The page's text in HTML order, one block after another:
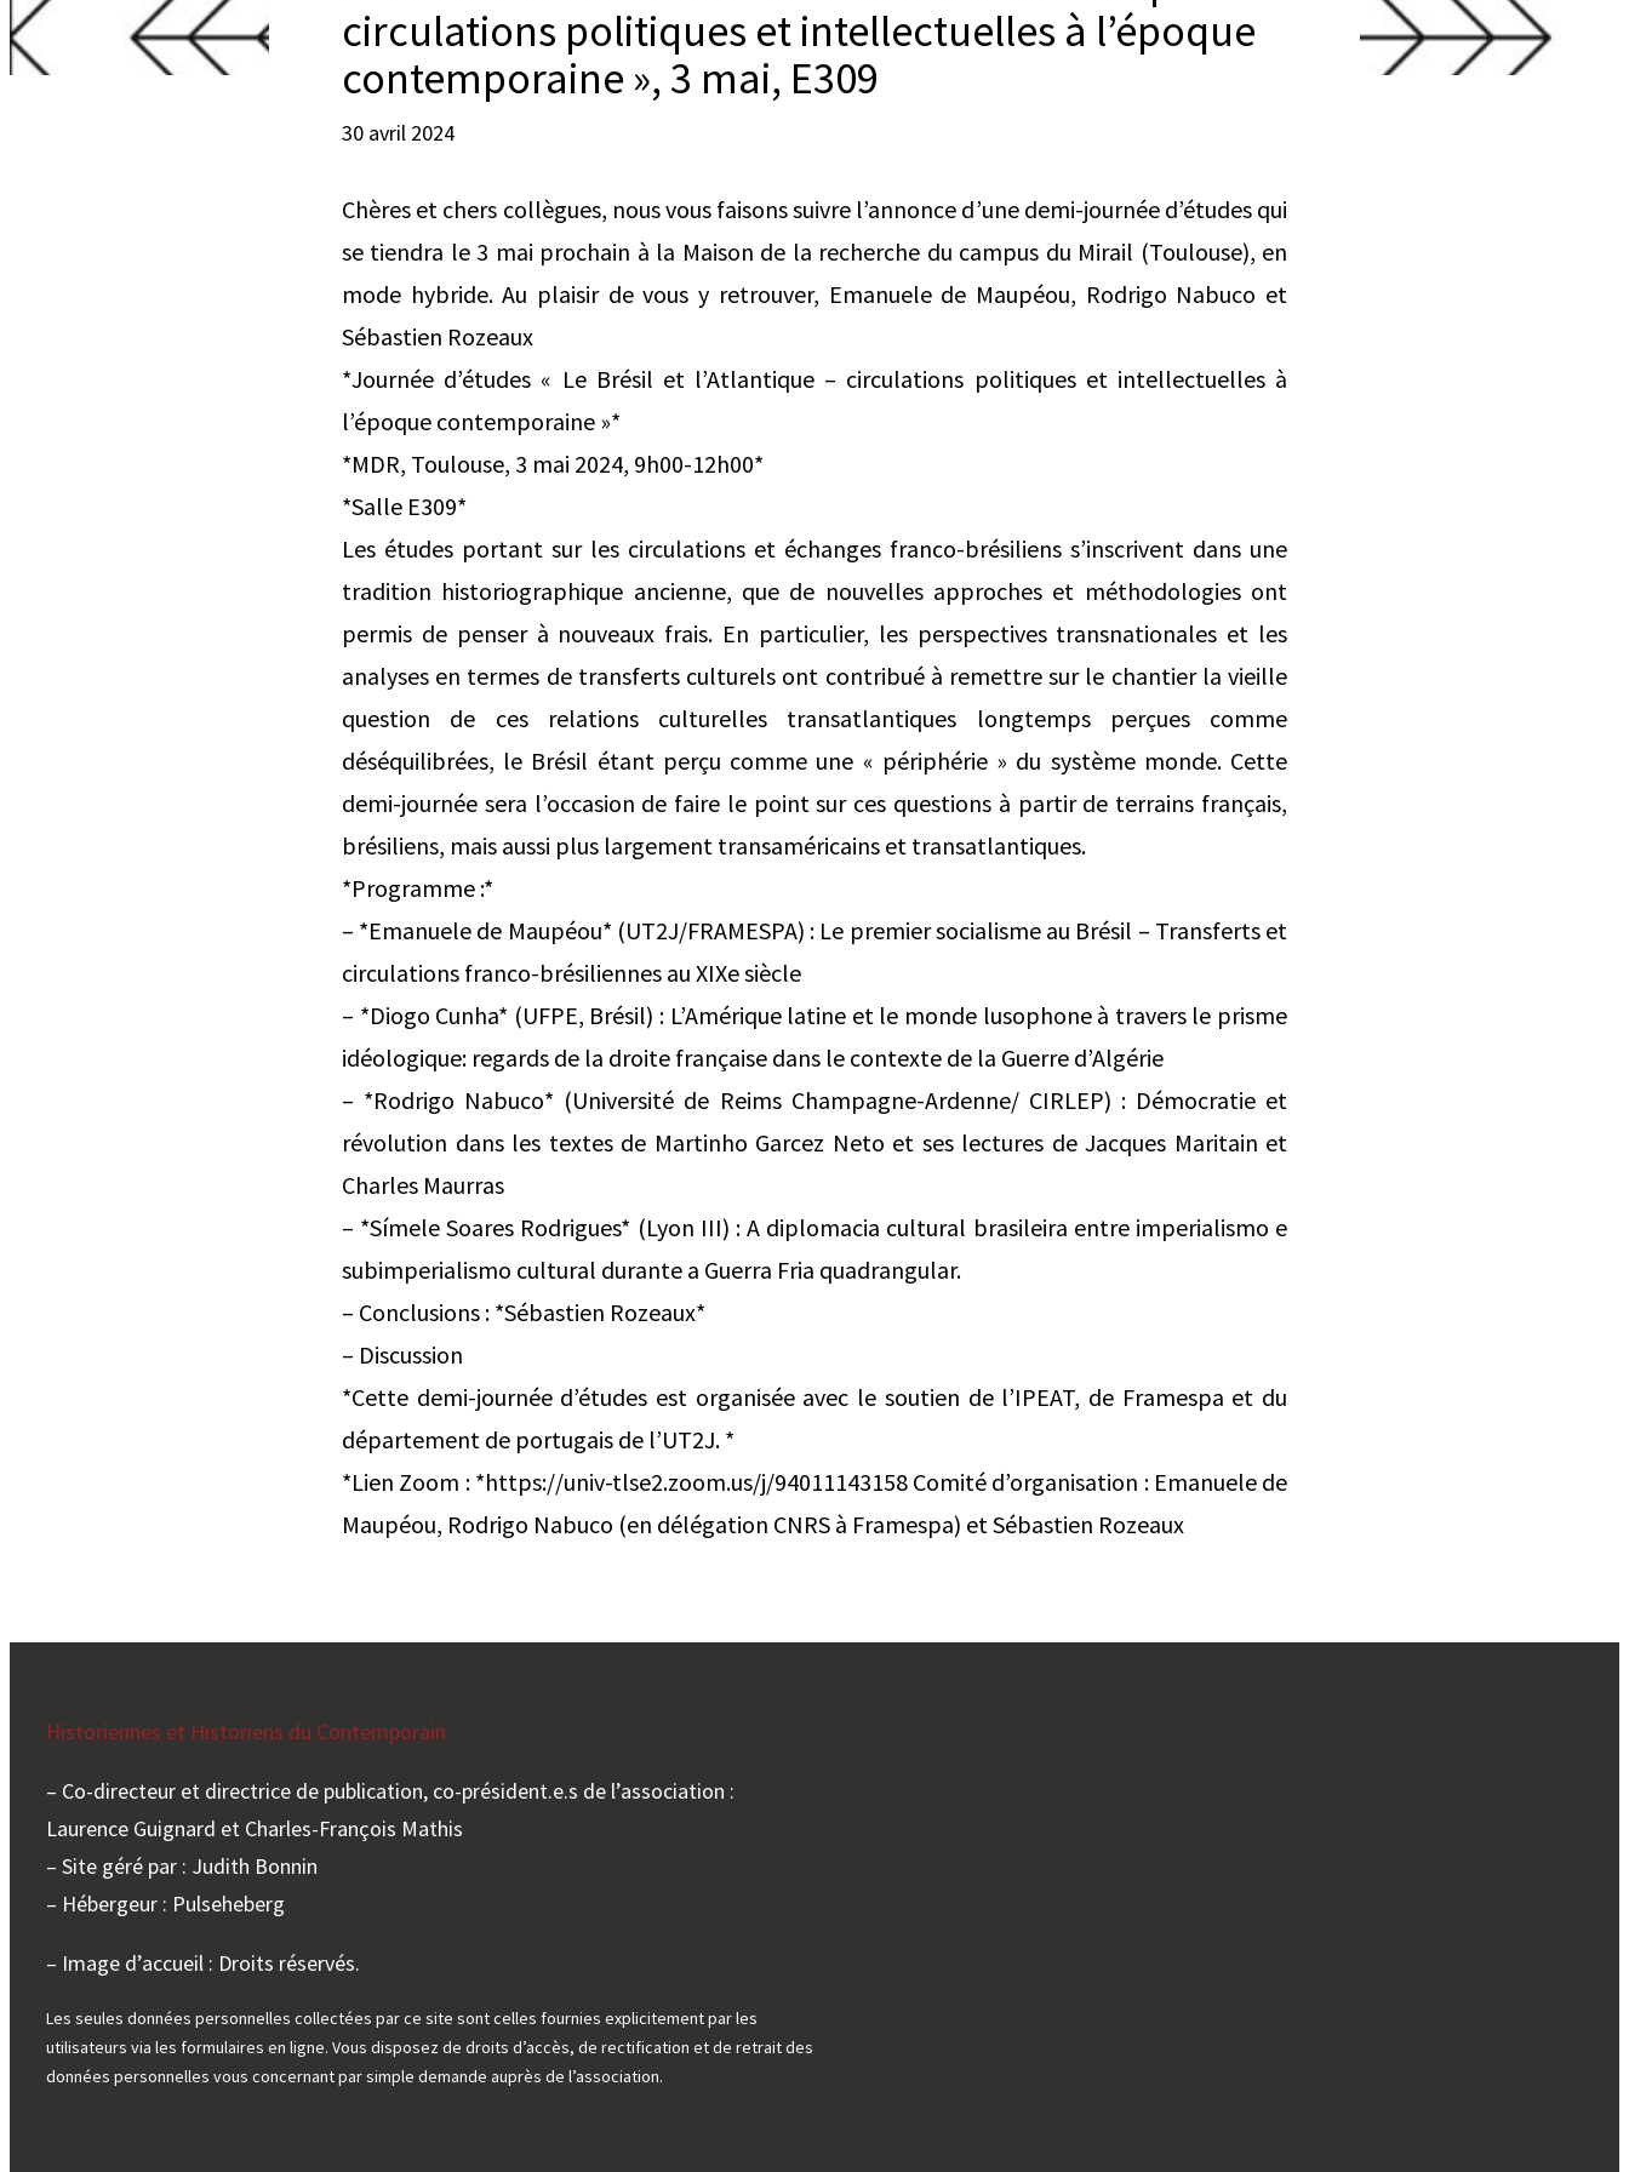
circulations politiques et intellectuelles à l’époque
contemporaine », 3 mai, E309
30 avril 2024
Chères et chers collègues, nous vous faisons suivre l’annonce d’une demi-journée d’études qui
se tiendra le 3 mai prochain à la Maison de la recherche du campus du Mirail (Toulouse), en
mode hybride. Au plaisir de vous y retrouver, Emanuele de Maupéou, Rodrigo Nabuco et
Sébastien Rozeaux
*Journée d’études « Le Brésil et l’Atlantique – circulations politiques et intellectuelles à
l’époque contemporaine »*
*MDR, Toulouse, 3 mai 2024, 9h00-12h00*
*Salle E309*
Les études portant sur les circulations et échanges franco-brésiliens s’inscrivent dans une
tradition historiographique ancienne, que de nouvelles approches et méthodologies ont
permis de penser à nouveaux frais. En particulier, les perspectives transnationales et les
analyses en termes de transferts culturels ont contribué à remettre sur le chantier la vieille
question de ces relations culturelles transatlantiques longtemps perçues comme
déséquilibrées, le Brésil étant perçu comme une « périphérie » du système monde. Cette
demi-journée sera l’occasion de faire le point sur ces questions à partir de terrains français,
brésiliens, mais aussi plus largement transaméricains et transatlantiques.
*Programme :*
– *Emanuele de Maupéou* (UT2J/FRAMESPA) : Le premier socialisme au Brésil – Transferts et
circulations franco-brésiliennes au XIXe siècle
– *Diogo Cunha* (UFPE, Brésil) : L’Amérique latine et le monde lusophone à travers le prisme
idéologique: regards de la droite française dans le contexte de la Guerre d’Algérie
– *Rodrigo Nabuco* (Université de Reims Champagne-Ardenne/ CIRLEP) : Démocratie et
révolution dans les textes de Martinho Garcez Neto et ses lectures de Jacques Maritain et
Charles Maurras
– *Símele Soares Rodrigues* (Lyon III) : A diplomacia cultural brasileira entre imperialismo e
subimperialismo cultural durante a Guerra Fria quadrangular.
– Conclusions : *Sébastien Rozeaux*
– Discussion
*Cette demi-journée d’études est organisée avec le soutien de l’IPEAT, de Framespa et du
département de portugais de l’UT2J. *
*Lien Zoom : *https://univ-tlse2.zoom.us/j/94011143158 Comité d’organisation : Emanuele de
Maupéou, Rodrigo Nabuco (en délégation CNRS à Framespa) et Sébastien Rozeaux
Historiennes et Historiens du Contemporain
– Co-directeur et directrice de publication, co-président.e.s de l’association :
Laurence Guignard et Charles-François Mathis
– Site géré par : Judith Bonnin
– Hébergeur : Pulseheberg
– Image d’accueil : Droits réservés.
Les seules données personnelles collectées par ce site sont celles fournies explicitement par les
utilisateurs via les formulaires en ligne. Vous disposez de droits d’accès, de rectification et de retrait des
données personnelles vous concernant par simple demande auprès de l’association.